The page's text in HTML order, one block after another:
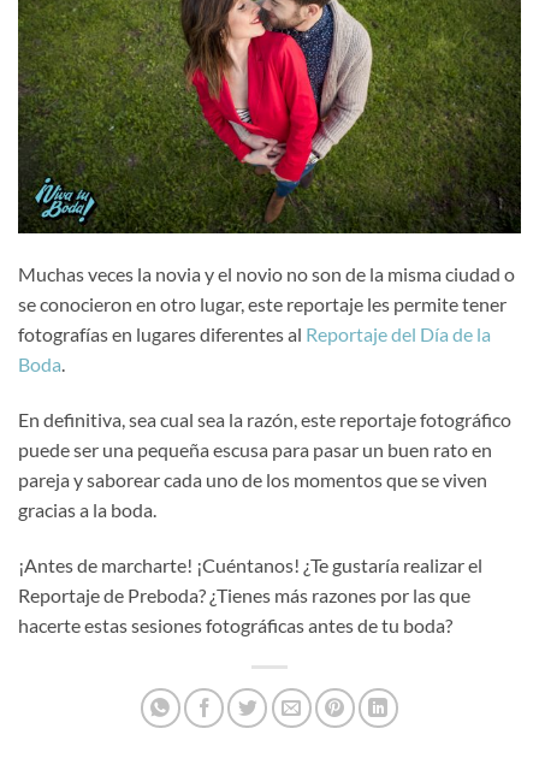
Muchas veces la novia y el novio no son de la misma ciudad o
se conocieron en otro lugar, este reportaje les permite tener
fotografías en lugares diferentes al Reportaje del Día de la
Boda.
En definitiva, sea cual sea la razón, este reportaje fotográfico
puede ser una pequeña escusa para pasar un buen rato en
pareja y saborear cada uno de los momentos que se viven
gracias a la boda.
¡Antes de marcharte! ¡Cuéntanos! ¿Te gustaría realizar el
Reportaje de Preboda? ¿Tienes más razones por las que
hacerte estas sesiones fotográficas antes de tu boda?